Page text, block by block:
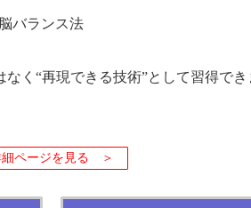
バランス法
なく“再現できる技術”として習得でき
細ページを見る ＞